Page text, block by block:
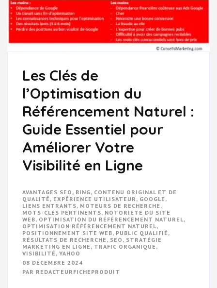
Les Clés de
l’Optimisation du
Référencement Naturel :
Guide Essentiel pour
Améliorer Votre
Visibilité en Ligne
AVANTAGES SEO , BING, CONTENU ORIGINAL ET DE
QUALITÉ , EXPÉRIENCE UTILISATEUR , GOOGLE ,
LIENS ENTRANTS, MOTEURS DE RECHERCHE ,
MOTS-CLÉS PERTINENTS, NOTORIÉTÉ DU SITE
WEB, OPTIMISATION DU RÉFÉRENCEMENT NATUREL,
OPTIMISATION RÉFÉRENCEMENT NATUREL,
POSITIONNEMENT SITE WEB, PUBLIC QUALIFIÉ ,
RÉSULTATS DE RECHERCHE , SEO , STRATÉGIE
MARKETING EN LIGNE , TRAFIC ORGANIQUE ,
VISIBILITÉ , YAHOO
08 DÉCEMBRE 2024
PAR REDACTEURFICHEPRODUIT